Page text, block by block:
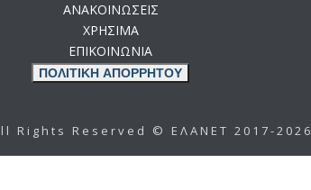
ΑΝΑΚΟΙΝΩΣΕΙΣ
ΧΡΗΣΙΜΑ
ΕΠΙΚΟΙΝΩΝΙΑ
ΠΟΛΙΤΙΚΗ ΑΠΟΡΡΗΤΟΥ
Rights Reserved © ΕΛΑΝΕΤ 2017-2026